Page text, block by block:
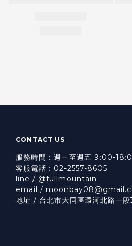
CONTACT US
服務時間：週一至週五 9:00-
客服電話：02-2557-8605
line / @fullmountain
email /
地址 / 台北市大同區環河北路一